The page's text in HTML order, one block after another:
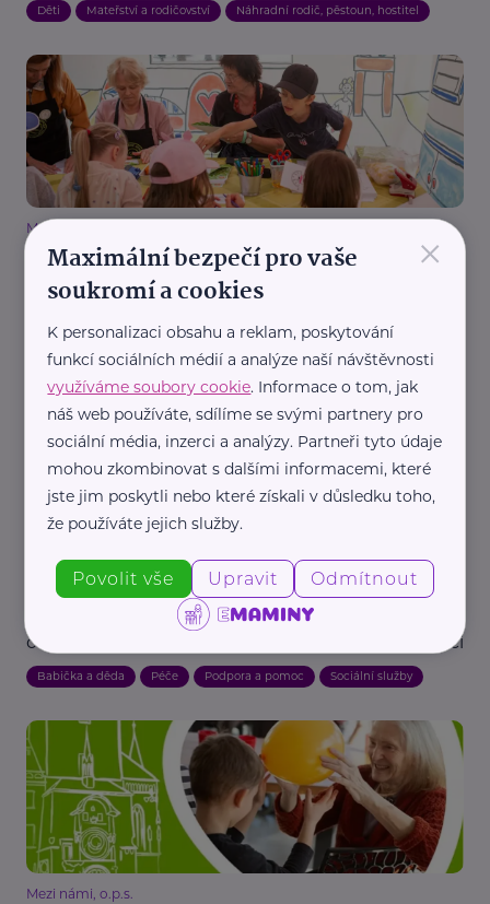
Děti Mateřství a rodičovství Náhradní rodič, pěstoun, hostitel
Mezi námi, o.p.s.
Co mohou děti získat od babiček a dědečků?
Výstava na Staroměstském náměstí připomíná
sílu mezigeneračních vztahů
Aktivity Babička a děda Děti Výchova dětí Vztahy
Městská správa sociálních služeb v Mostě - příspěvková organizace
Když pečujete o rodiče nebo prarodiče: Nové
centrum pomůže rodinám zvládnout domácí péči
Babička a děda Péče Podpora a pomoc Sociální služby
Mezi námi, o.p.s.
×
Maximální bezpečí pro vaše
soukromí a cookies
K personalizaci obsahu a reklam, poskytování
funkcí sociálních médií a analýze naší návštěvnosti
využíváme soubory cookie. Informace o tom, jak
náš web používáte, sdílíme se svými partnery pro
sociální média, inzerci a analýzy. Partneři tyto údaje
mohou zkombinovat s dalšími informacemi, které
jste jim poskytli nebo které získali v důsledku toho,
že používáte jejich služby.
Povolit vše Upravit Odmítnout